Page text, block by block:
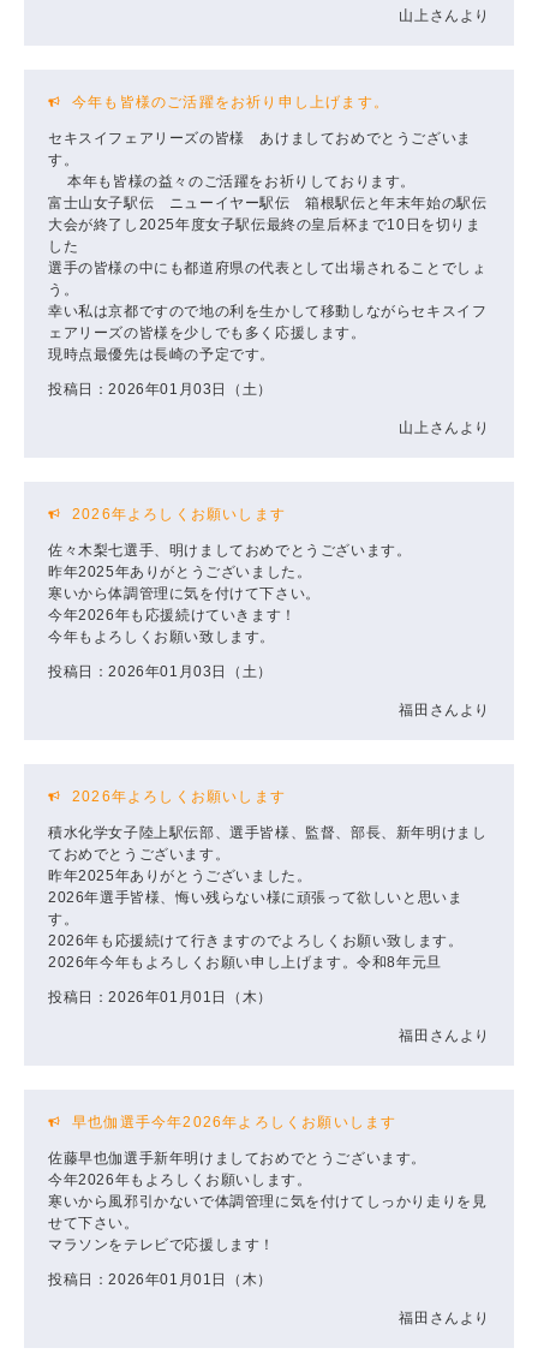
山上さんより
今年も皆様のご活躍をお祈り申し上げます。
セキスイフェアリーズの皆様 あけましておめでとうございま
す。
本年も皆様の益々のご活躍をお祈りしております。
富士山女子駅伝 ニューイヤー駅伝 箱根駅伝と年末年始の駅伝
大会が終了し2025年度女子駅伝最終の皇后杯まで10日を切りま
した
選手の皆様の中にも都道府県の代表として出場されることでしょ
う。
幸い私は京都ですので地の利を生かして移動しながらセキスイフ
ェアリーズの皆様を少しでも多く応援します。
現時点最優先は長崎の予定です。
投稿日：2026年01月03日（土）
山上さんより
2026年よろしくお願いします
佐々木梨七選手、明けましておめでとうございます。
昨年2025年ありがとうございました。
寒いから体調管理に気を付けて下さい。
今年2026年も応援続けていきます！
今年もよろしくお願い致します。
投稿日：2026年01月03日（土）
福田さんより
2026年よろしくお願いします
積水化学女子陸上駅伝部、選手皆様、監督、部長、新年明けまし
ておめでとうございます。
昨年2025年ありがとうございました。
2026年選手皆様、悔い残らない様に頑張って欲しいと思いま
す。
2026年も応援続けて行きますのでよろしくお願い致します。
2026年今年もよろしくお願い申し上げます。令和8年元旦
投稿日：2026年01月01日（木）
福田さんより
早也伽選手今年2026年よろしくお願いします
佐藤早也伽選手新年明けましておめでとうございます。
今年2026年もよろしくお願いします。
寒いから風邪引かないで体調管理に気を付けてしっかり走りを見
せて下さい。
マラソンをテレビで応援します！
投稿日：2026年01月01日（木）
福田さんより